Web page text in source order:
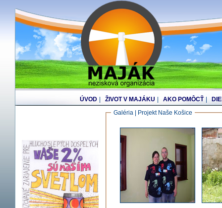
ÚVOD ŽIVOT V MAJÁKU AKO POMÔCŤ|
Galéria | Projekt Naše Košice